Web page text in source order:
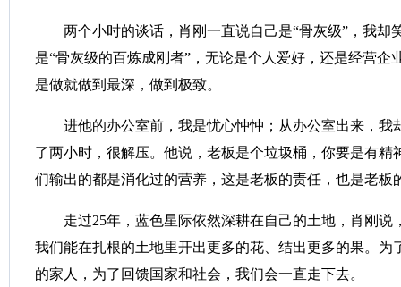
两个小时的谈话，肖刚一直说自己是“骨灰级”，我却
是“骨灰级的百炼成刚者”，无论是个人爱好，还是经营企
是做就做到最深，做到极致。
进他的办公室前，我是忧心忡忡；从办公室出来，我
了两小时，很解压。他说，老板是个垃圾桶，你要是有精
们输出的都是消化过的营养，这是老板的责任，也是老板
走过25年，蓝色星际依然深耕在自己的土地，肖刚说
我们能在扎根的土地里开出更多的花、结出更多的果。为
的家人，为了回馈国家和社会，我们会一直走下去。